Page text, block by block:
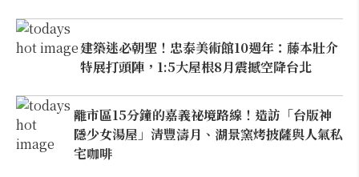
建築迷必朝聖！忠泰美術館10週年：藤本壯介
特展打頭陣，1:5大屋根8月震撼空降台北
離市區15分鐘的嘉義祕境路線！造訪「台版神
隱少女湯屋」清豐濤月、湖景窯烤披薩與人氣私
宅咖啡